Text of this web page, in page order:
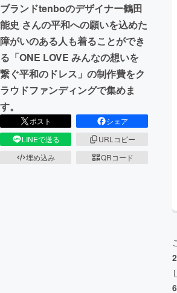
CAMPFIRE for Social Good
CAMPFIREふるさと納税machi-ya
ブランドtenboのデザイナー鶴田
能史 さんの平和への願いを込めた
障がいのある人も着ることができ
る「ONE LOVE みんなの想いを
繋ぐ平和のドレス」の制作費をク
ラウドファンディングで集めま
す。
ポスト
シェア
LINEで送る
URLコピー
埋め込み
QRコード